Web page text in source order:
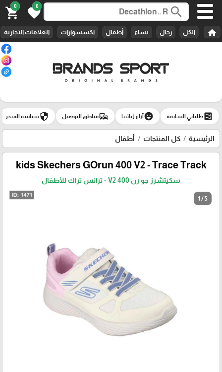
search
0
favorite
0
shopping_cart
home الكل رجال نساء أطفال اكسسوارات العلامات التجارية
ballotطلباتي السابقة emoji_emotionsآراء زبائننا commuteمناطق التوصيل securityسياسة المتجر
الرئيسية كل المنتجات أطفال
Skechers GOrun 400 V2 - Trace Track‏ kids
سكيتشرز جو رن 400 V2 - ترانس تراك للأطفال
1 / 5